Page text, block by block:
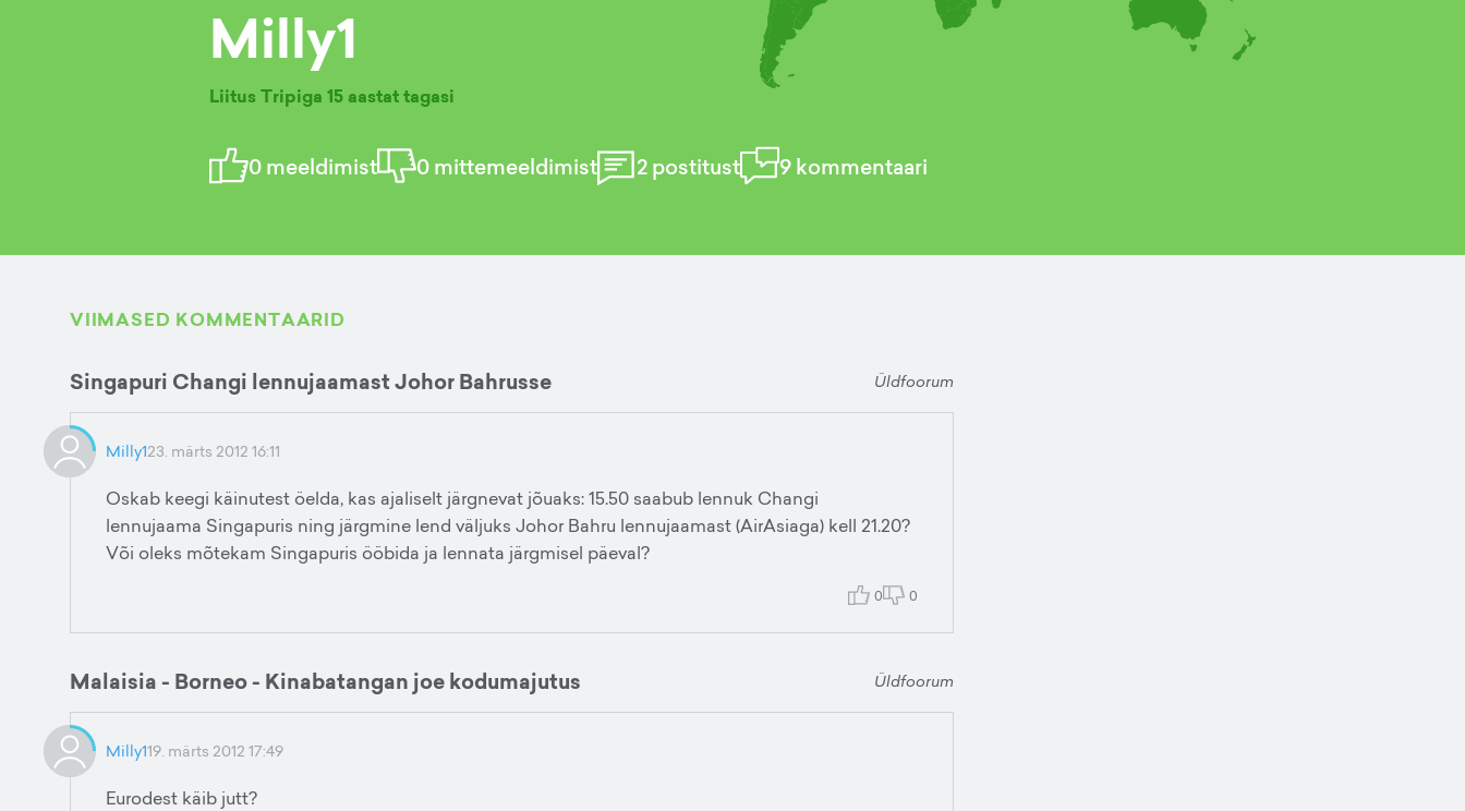
Milly1
Liitus Tripiga 15 aastat tagasi
0meeldimist 0mittemeeldimist 2postitust 9kommentaari
VIIMASED KOMMENTAARID
Singapuri Changi lennujaamast Johor Bahrusse Üldfoorum
Milly123. märts 2012 16:11
Oskab keegi käinutest öelda, kas ajaliselt järgnevat jõuaks: 15.50 saabub lennuk Changi
lennujaama Singapuris ning järgmine lend väljuks Johor Bahru lennujaamast (AirAsiaga) kell 21.20?
Või oleks mõtekam Singapuris ööbida ja lennata järgmisel päeval?
0 0
Malaisia - Borneo - Kinabatangan joe kodumajutus Üldfoorum
Milly119. märts 2012 17:49
Eurodest käib jutt?